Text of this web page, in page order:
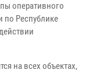
оперативного
по Республике
на всех объектах,